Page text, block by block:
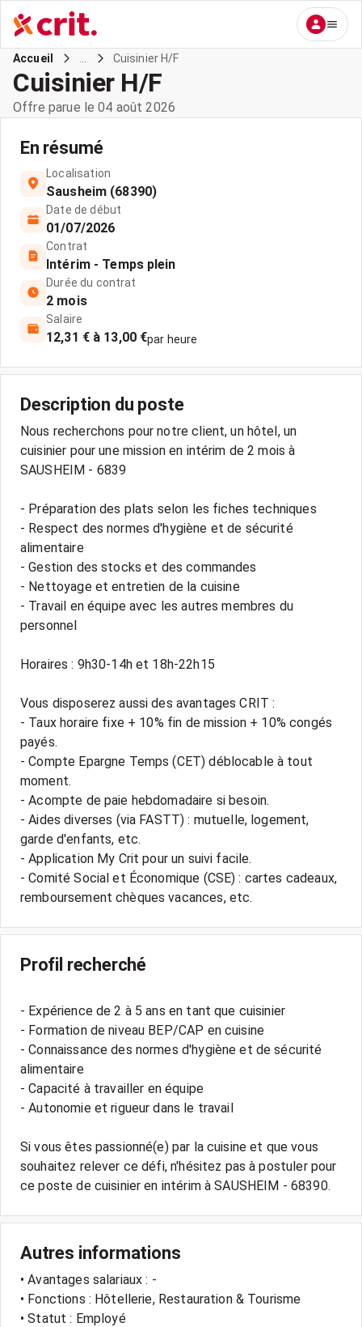
Accueil Cuisinier H/F
Cuisinier H/F
Offre parue le 04 août 2026
En résumé
Localisation
Sausheim (68390)
Date de début
01/07/2026
Contrat
Intérim - Temps plein
Durée du contrat
2 mois
Salaire
12,31 € à 13,00 €par heure
Description du poste
Nous recherchons pour notre client, un hôtel, un
cuisinier pour une mission en intérim de 2 mois à
SAUSHEIM - 6839
- Préparation des plats selon les fiches techniques
- Respect des normes d'hygiène et de sécurité
alimentaire
- Gestion des stocks et des commandes
- Nettoyage et entretien de la cuisine
- Travail en équipe avec les autres membres du
personnel
Horaires : 9h30-14h et 18h-22h15
Vous disposerez aussi des avantages CRIT :
- Taux horaire fixe + 10% fin de mission + 10% congés
payés.
- Compte Epargne Temps (CET) déblocable à tout
moment.
- Acompte de paie hebdomadaire si besoin.
- Aides diverses (via FASTT) : mutuelle, logement,
garde d'enfants, etc.
- Application My Crit pour un suivi facile.
- Comité Social et Économique (CSE) : cartes cadeaux,
Profil recherché
- Expérience de 2 à 5 ans en tant que cuisinier
- Formation de niveau BEP/CAP en cuisine
- Connaissance des normes d'hygiène et de sécurité
alimentaire
- Capacité à travailler en équipe
- Autonomie et rigueur dans le travail
Si vous êtes passionné(e) par la cuisine et que vous
souhaitez relever ce défi, n'hésitez pas à postuler pour
Autres informations
• Avantages salariaux : -
• Fonctions : Hôtellerie, Restauration & Tourisme
• Statut : Employé